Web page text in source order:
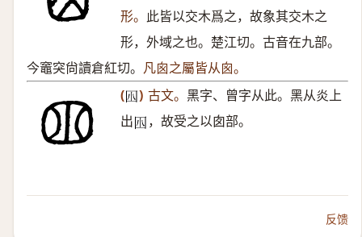
形。 此皆以交木爲之，故象其交木之
形，外域之也。楚江切。古音在九部。
今竈突尙讀倉紅切。 凡囪之屬皆从囪。
(𡆧 ) 古文。 黑字、曾字从此。黑从炎上
出𡆧 ，故受之以囱部。
反馈